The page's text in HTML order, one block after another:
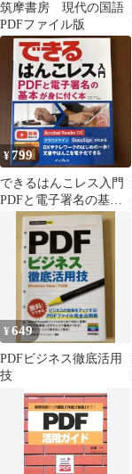
筑摩書房 現代の国語
PDFファイル版
¥799
できるはんこレス入門
PDFと電子署名の基本
が身に付く本
¥649
PDFビジネス徹底活用
技